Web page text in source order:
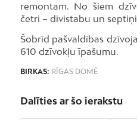
remontam. No šiem
četri – divistabu un
Šobrīd pašvaldības
610 dzīvokļu īpašumu.
BIRKAS: RĪGAS DOMĒ
Dalīties ar šo ierakstu